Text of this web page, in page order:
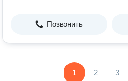
Позвонить
1 2 3